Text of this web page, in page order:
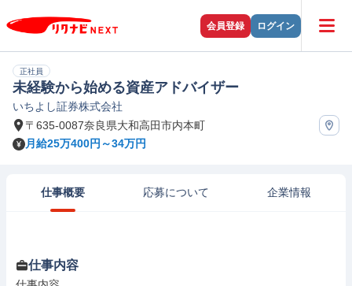
会員登録 ログイン
正社員
未経験から始める資産アドバイザー
いちよし証券株式会社
〒635-0087奈良県大和高田市内本町
月給25万400円～34万円
仕事概要 応募について 企業情報
仕事内容